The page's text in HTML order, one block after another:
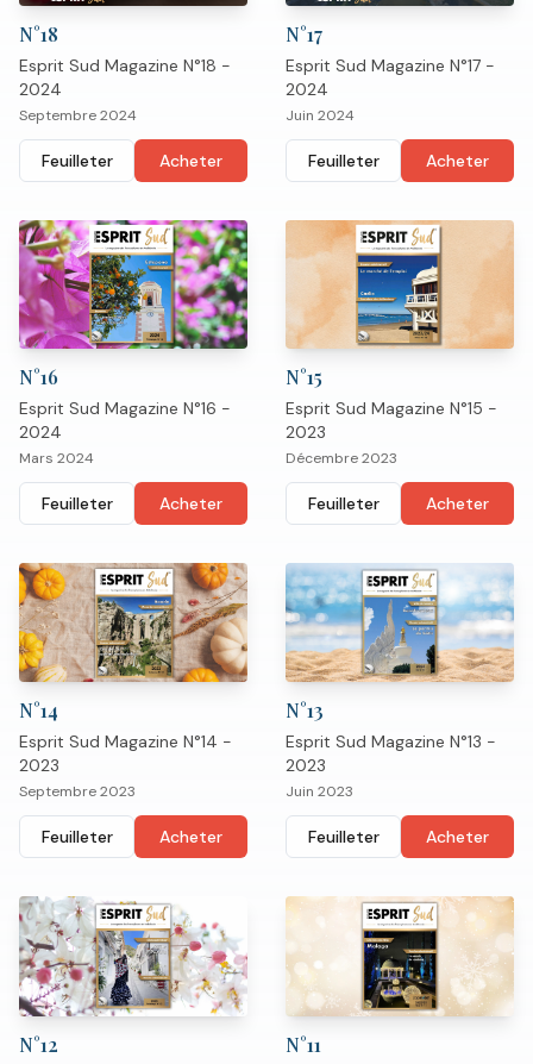
N°18
Esprit Sud Magazine N°18 -
2024
Septembre 2024
Feuilleter Acheter
N°17
Esprit Sud Magazine N°17 -
2024
Juin 2024
Feuilleter Acheter
N°16
Esprit Sud Magazine N°16 -
2024
Mars 2024
Feuilleter Acheter
N°15
Esprit Sud Magazine N°15 -
2023
Décembre 2023
Feuilleter Acheter
N°14
Esprit Sud Magazine N°14 -
2023
Septembre 2023
Feuilleter Acheter
N°13
Esprit Sud Magazine N°13 -
2023
Juin 2023
Feuilleter Acheter
N°12 N°11